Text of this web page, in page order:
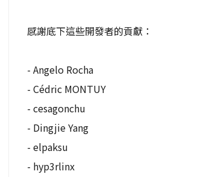
感謝底下這些開發者的貢獻：
- Angelo Rocha
- Cédric MONTUY
- cesagonchu
- Dingjie Yang
- elpaksu
- hyp3rlinx